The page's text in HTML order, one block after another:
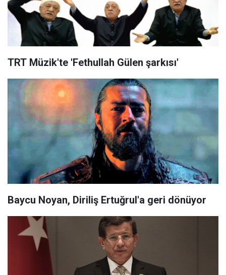
TRT Müzik'te 'Fethullah Gülen şarkısı'
Baycu Noyan, Diriliş Ertuğrul'a geri dönüyor